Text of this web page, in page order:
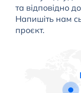
та відповідно
Напишіть нам
проєкт.